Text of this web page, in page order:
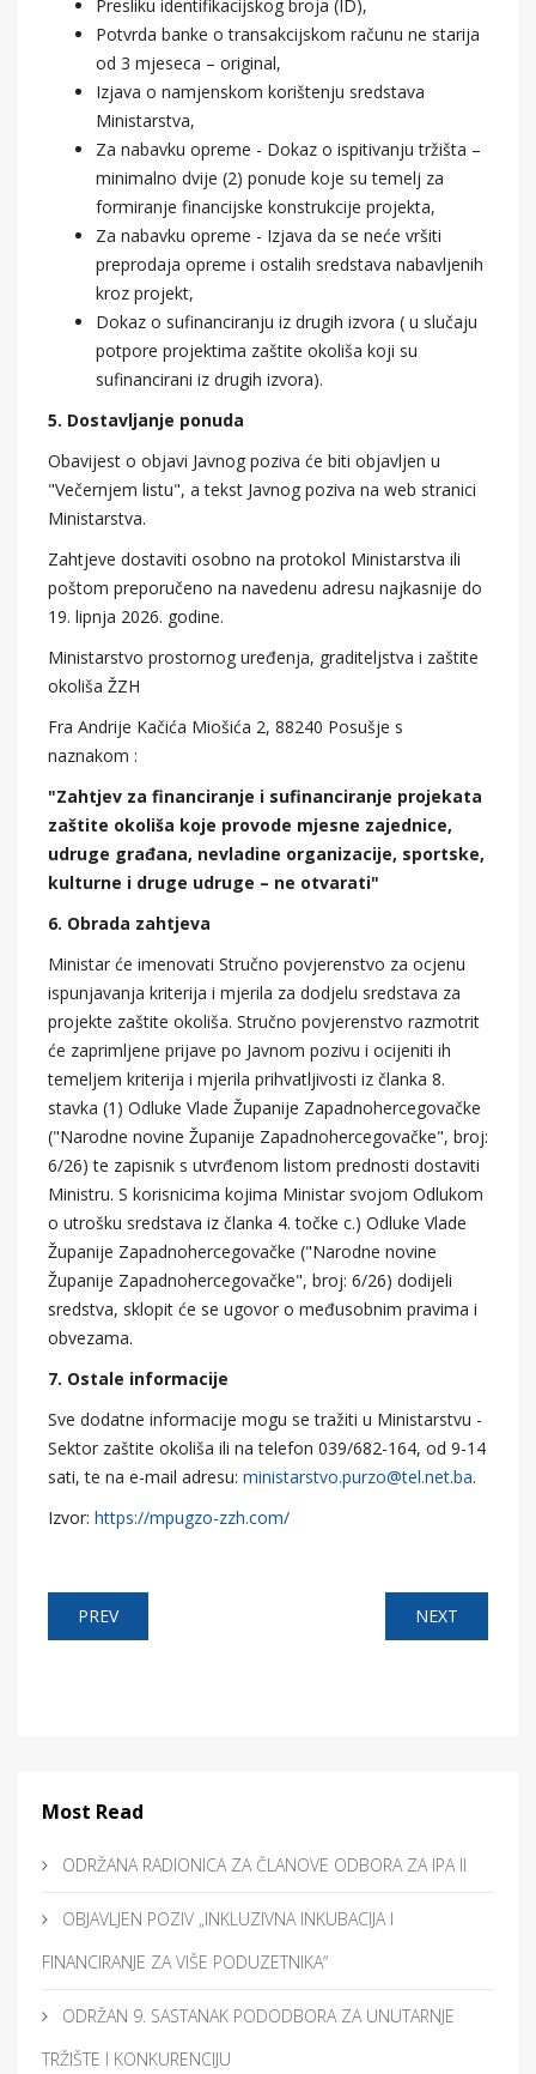
Presliku identifikacijskog broja (ID),
Potvrda banke o transakcijskom računu ne starija
od 3 mjeseca – original,
Izjava o namjenskom korištenju sredstava
Ministarstva,
Za nabavku opreme - Dokaz o ispitivanju tržišta –
minimalno dvije (2) ponude koje su temelj za
formiranje financijske konstrukcije projekta,
Za nabavku opreme - Izjava da se neće vršiti
preprodaja opreme i ostalih sredstava nabavljenih
kroz projekt,
Dokaz o sufinanciranju iz drugih izvora ( u slučaju
potpore projektima zaštite okoliša koji su
sufinancirani iz drugih izvora).
5. Dostavljanje ponuda
Obavijest o objavi Javnog poziva će biti objavljen u
"Večernjem listu", a tekst Javnog poziva na web stranici
Ministarstva.
Zahtjeve dostaviti osobno na protokol Ministarstva ili
poštom preporučeno na navedenu adresu najkasnije do
19. lipnja 2026. godine.
Ministarstvo prostornog uređenja, graditeljstva i zaštite
okoliša ŽZH
Fra Andrije Kačića Miošića 2, 88240 Posušje s
naznakom :
"Zahtjev za financiranje i sufinanciranje projekata
zaštite okoliša koje provode mjesne zajednice,
udruge građana, nevladine organizacije, sportske,
kulturne i druge udruge – ne otvarati"
6. Obrada zahtjeva
Ministar će imenovati Stručno povjerenstvo za ocjenu
ispunjavanja kriterija i mjerila za dodjelu sredstava za
projekte zaštite okoliša. Stručno povjerenstvo razmotrit
će zaprimljene prijave po Javnom pozivu i ocijeniti ih
temeljem kriterija i mjerila prihvatljivosti iz članka 8.
stavka (1) Odluke Vlade Županije Zapadnohercegovačke
("Narodne novine Županije Zapadnohercegovačke", broj:
6/26) te zapisnik s utvrđenom listom prednosti dostaviti
Ministru. S korisnicima kojima Ministar svojom Odlukom
o utrošku sredstava iz članka 4. točke c.) Odluke Vlade
Županije Zapadnohercegovačke ("Narodne novine
Županije Zapadnohercegovačke", broj: 6/26) dodijeli
sredstva, sklopit će se ugovor o međusobnim pravima i
obvezama.
7. Ostale informacije
Sve dodatne informacije mogu se tražiti u Ministarstvu -
Sektor zaštite okoliša ili na telefon 039/682-164, od 9-14
sati, te na e-mail adresu: ministarstvo.purzo@tel.net.ba.
Izvor: https://mpugzo-zzh.com/
PREV NEXT
Most Read
ODRŽANA RADIONICA ZA ČLANOVE ODBORA ZA IPA II
OBJAVLJEN POZIV „INKLUZIVNA INKUBACIJA I
FINANCIRANJE ZA VIŠE PODUZETNIKA“
ODRŽAN 9. SASTANAK PODODBORA ZA UNUTARNJE
TRŽIŠTE I KONKURENCIJU